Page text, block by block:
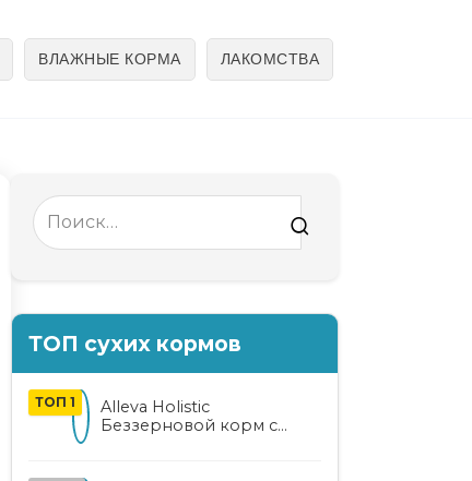
ВЛАЖНЫЕ КОРМА ЛАКОМСТВА
Search
for:
ТОП сухих кормов
ТОП 1
Alleva Holistic
Беззерновой корм с